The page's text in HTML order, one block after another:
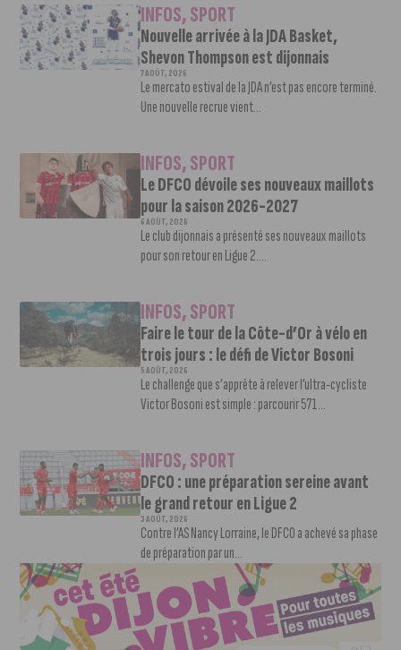
INFOS,SPORT
Nouvelle arrivée à la JDA Basket,
Shevon Thompson est dijonnais
7 AOÛT, 2026
Le mercato estival de la JDA n’est pas encore terminé.
Une nouvelle recrue vient...
INFOS,SPORT
Le DFCO dévoile ses nouveaux maillots
pour la saison 2026-2027
6 AOÛT, 2026
Le club dijonnais a présenté ses nouveaux maillots
pour son retour en Ligue 2....
INFOS,SPORT
Faire le tour de la Côte-d’Or à vélo en
trois jours : le défi de Victor Bosoni
5 AOÛT, 2026
Le challenge que s’apprête à relever l’ultra-cycliste
Victor Bosoni est simple : parcourir 571...
INFOS,SPORT
DFCO : une préparation sereine avant
le grand retour en Ligue 2
3 AOÛT, 2026
Contre l’AS Nancy Lorraine, le DFCO a achevé sa phase
de préparation par un...